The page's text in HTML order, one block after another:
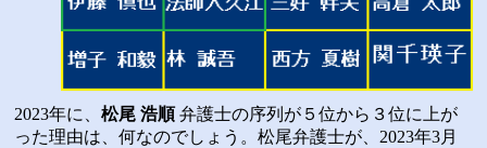
2023年に、 松尾 浩順弁護士の序列が５位から３位に上が
った理由は、何なのでしょう。松尾弁護士が、2023年3月